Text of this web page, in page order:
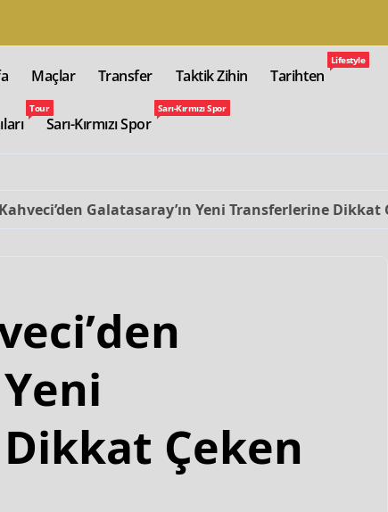
Maçlar Transfer Taktik Zihin Tarihten
Lifestyle
Tour
Sarı-Kırmızı Spor
Sarı-Kırmızı Spor
Galatasaray’ın Yeni Transferlerine
Çeken